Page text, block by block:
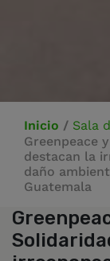
Inicio / Sala
Greenpeace
destacan la
daño
Guatemala